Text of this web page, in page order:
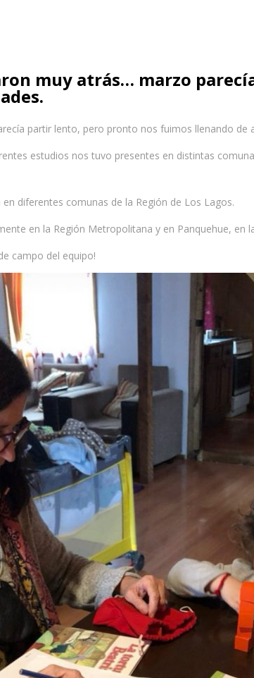
muy atrás… marzo
partir lento, pero pronto nos fuimos llenando de
estudios nos tuvo presentes en distintas
diferentes comunas de la Región de Los Lagos.
en la Región Metropolitana y en Panquehue, en
campo del equipo!